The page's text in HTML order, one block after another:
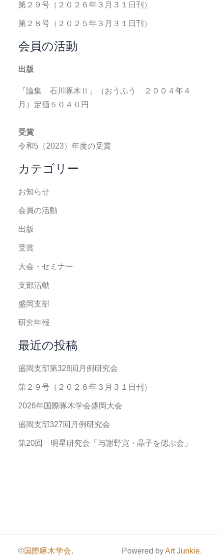
第２９号（２０２６年３月３１日刊）
第２８号（２０２５年３月３１日刊）
会員の活動
出版
『論集 石川啄木Ⅱ』（おうふう ２００４年４
月）定価５０４０円
受賞
令和5（2023）年度の受賞
カテゴリー
お知らせ
会員の活動
出版
受賞
大会・セミナー
支部活動
盛岡支部
研究年報
最近の投稿
盛岡支部第328回月例研究会
第２９号（２０２６年３月３１日刊）
2026年国際啄木学会盛岡大会
盛岡支部327回月例研究会
第20回 明星研究会「与謝野寛・晶子を偲ぶ会」
©国際啄木学会. Powered byArt Junkie,